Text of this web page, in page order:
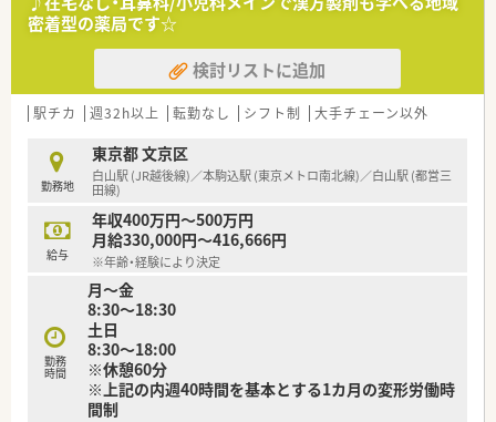
■1000品目以上の豊富な医療用医薬品の在庫を完備しており、
多様なニーズに応えるかかりつけ薬局として機能しています。
【求人情報について】
■正社員として年収400万円から500万円を想定しており、これ
までのご経験や年齢を考慮した上で給与額を決定いたします。
がしっかりと評価され還元される給与体系となっています。
■在宅業務への対応はなく外来調剤が中心の業務となるため、店
舗内での服薬指導や調剤に専念したい方に最適な募集案件で
す。
【勤務実態について】
■勤務形態はシフト制を採用しており、週32時間以上の勤務を
基本としながらプライベートとのバランスを保つことが可能で
す。
■日曜と祝日が固定の休日となっており、その他の休日はシフト
によって決まるため予定が立てやすい安定した勤務体制です。
■残業が発生した場合には時間外手当が別途支給されるため、働
いた分だけしっかりと収入に繋がる仕組みが整っております。
密着型の薬局です☆
検討リストに追加
駅チカ 週32h以上 転勤なし シフト制 大手チェーン以外
勤務地
東京都 文京区
白山駅 (JR越後線)／本駒込駅 (東京メトロ南北線)／白山駅 (都営三
田線)
給与
年収400万円～500万円
月給330,000円～416,666円
※年齢・経験により決定
勤務
時間
月～金
8:30～18:30
土日
8:30～18:00
※休憩60分
※上記の内週40時間を基本とする1カ月の変形労働時
間制